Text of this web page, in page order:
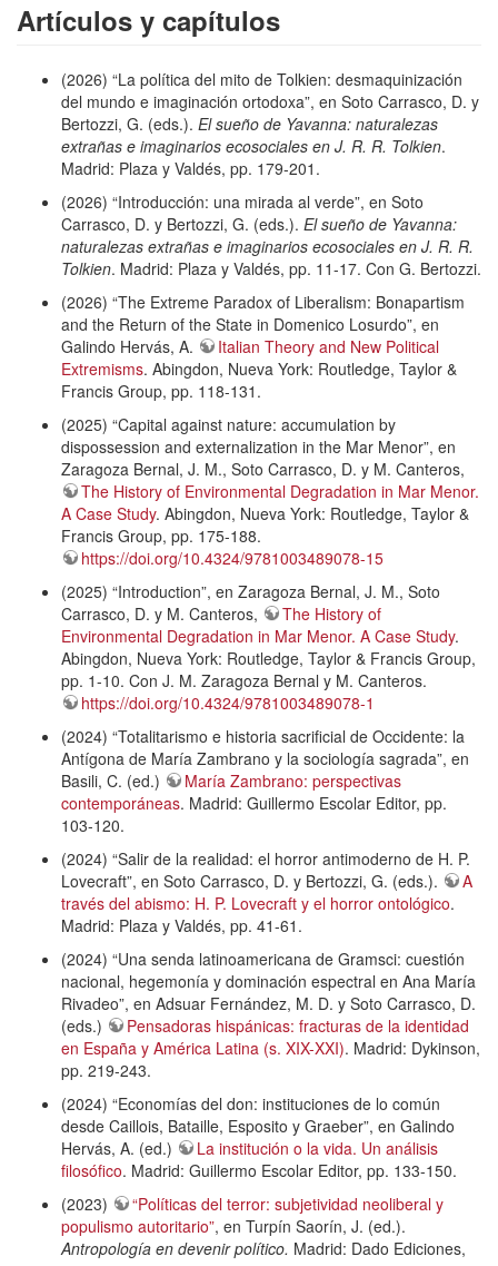
Artículos y capítulos
(2026) “La política del mito de Tolkien: desmaquinización
del mundo e imaginación ortodoxa”, en Soto Carrasco, D. y
Bertozzi, G. (eds.). El sueño de Yavanna: naturalezas
extrañas e imaginarios ecosociales en J. R. R. Tolkien.
Madrid: Plaza y Valdés, pp. 179-201.
(2026) “Introducción: una mirada al verde”, en Soto
Carrasco, D. y Bertozzi, G. (eds.). El sueño de Yavanna:
naturalezas extrañas e imaginarios ecosociales en J. R. R.
Tolkien. Madrid: Plaza y Valdés, pp. 11-17. Con G. Bertozzi.
(2026) “The Extreme Paradox of Liberalism: Bonapartism
and the Return of the State in Domenico Losurdo”, en
Galindo Hervás, A.
Italian Theory and New Political
Extremisms. Abingdon, Nueva York: Routledge, Taylor &
Francis Group, pp. 118-131.
(2025) “Capital against nature: accumulation by
dispossession and externalization in the Mar Menor”, en
Zaragoza Bernal, J. M., Soto Carrasco, D. y M. Canteros,
The History of Environmental Degradation in Mar Menor.
A Case Study. Abingdon, Nueva York: Routledge, Taylor &
Francis Group, pp. 175-188.
https://doi.org/10.4324/9781003489078-15
(2025) “Introduction”, en Zaragoza Bernal, J. M., Soto
Carrasco, D. y M. Canteros,
The History of
Environmental Degradation in Mar Menor. A Case Study.
Abingdon, Nueva York: Routledge, Taylor & Francis Group,
pp. 1-10. Con J. M. Zaragoza Bernal y M. Canteros.
https://doi.org/10.4324/9781003489078-1
(2024) “Totalitarismo e historia sacrificial de Occidente: la
Antígona de María Zambrano y la sociología sagrada”, en
Basili, C. (ed.)
María Zambrano: perspectivas
contemporáneas. Madrid: Guillermo Escolar Editor, pp.
103-120.
(2024) “Salir de la realidad: el horror antimoderno de H. P.
Lovecraft”, en Soto Carrasco, D. y Bertozzi, G. (eds.).
A
través del abismo: H. P. Lovecraft y el horror ontológico.
Madrid: Plaza y Valdés, pp. 41-61.
(2024) “Una senda latinoamericana de Gramsci: cuestión
nacional, hegemonía y dominación espectral en Ana María
Rivadeo”, en Adsuar Fernández, M. D. y Soto Carrasco, D.
(eds.)
Pensadoras hispánicas: fracturas de la identidad
en España y América Latina (s. XIX-XXI). Madrid: Dykinson,
pp. 219-243.
(2024) “Economías del don: instituciones de lo común
desde Caillois, Bataille, Esposito y Graeber”, en Galindo
Hervás, A. (ed.)
La institución o la vida. Un análisis
filosófico. Madrid: Guillermo Escolar Editor, pp. 133-150.
(2023)
“Políticas del terror: subjetividad neoliberal y
populismo autoritario”, en Turpín Saorín, J. (ed.).
Antropología en devenir político. Madrid: Dado Ediciones,